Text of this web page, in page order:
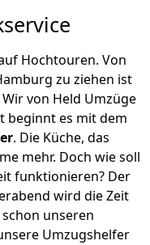
Hochtouren. Von
zu ziehen ist
von Held Umzüge
beginnt es mit dem
. Die Küche, das
mehr. Doch wie soll
funktionieren? Der
wird die Zeit
unseren
Umzugshelfer